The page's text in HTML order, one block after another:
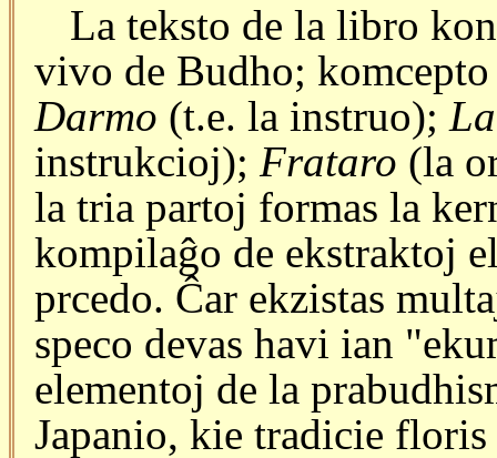
La teksto de la libro
vivo de Budho;
Darmo (t.e. la instruo);
instrukcioj); Frataro (la
la tria partoj formas la
kompilaĝo de ekstraktoj
prcedo. Ĉar ekzistas
speco devas havi ian
elementoj de la
Japanio, kie tradicie